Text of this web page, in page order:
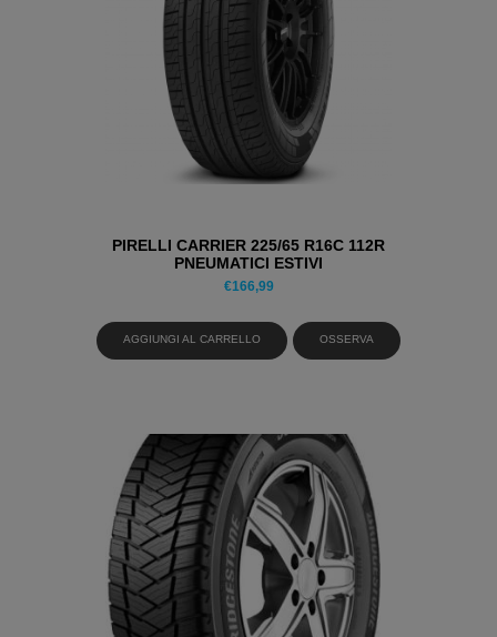
PIRELLI CARRIER 225/65 R16C 112R
PNEUMATICI ESTIVI
€166,99
AGGIUNGI AL CARRELLO OSSERVA